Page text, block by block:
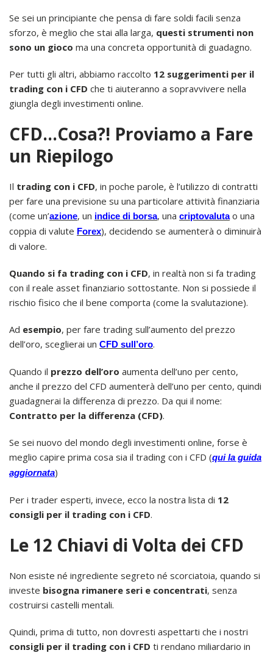
Se sei un principiante che pensa di fare soldi facili senza
sforzo, è meglio che stai alla larga, questi strumenti non
sono un gioco ma una concreta opportunità di guadagno.
Per tutti gli altri, abbiamo raccolto 12 suggerimenti per il
trading con i CFD che ti aiuteranno a sopravvivere nella
giungla degli investimenti online.
CFD…Cosa?! Proviamo a Fare
un Riepilogo
Il trading con i CFD, in poche parole, è l’utilizzo di contratti
per fare una previsione su una particolare attività finanziaria
(come un’azione, un indice di borsa, una criptovalutao una
coppia di valute Forex), decidendo se aumenterà o diminuirà
di valore.
Quando si fa trading con i CFD, in realtà non si fa trading
con il reale asset finanziario sottostante. Non si possiede il
rischio fisico che il bene comporta (come la svalutazione).
Ad esempio, per fare trading sull’aumento del prezzo
dell’oro, sceglierai un CFD sull’oro.
Quando il prezzo dell’oro aumenta dell’uno per cento,
anche il prezzo del CFD aumenterà dell’uno per cento, quindi
guadagnerai la differenza di prezzo. Da qui il nome:
Contratto per la differenza (CFD).
Se sei nuovo del mondo degli investimenti online, forse è
meglio capire prima cosa sia il trading con i CFD (qui la guida
aggiornata)
Per i trader esperti, invece, ecco la nostra lista di 12
consigli per il trading con i CFD.
Le 12 Chiavi di Volta dei CFD
Non esiste né ingrediente segreto né scorciatoia, quando si
investe bisogna rimanere seri e concentrati, senza
costruirsi castelli mentali.
Quindi, prima di tutto, non dovresti aspettarti che i nostri
consigli per il trading con i CFD ti rendano miliardario in